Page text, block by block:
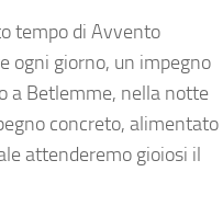
tempo di Avvento
ogni giorno, un impegno
a Betlemme, nella notte
concreto, alimentato
attenderemo gioiosi il